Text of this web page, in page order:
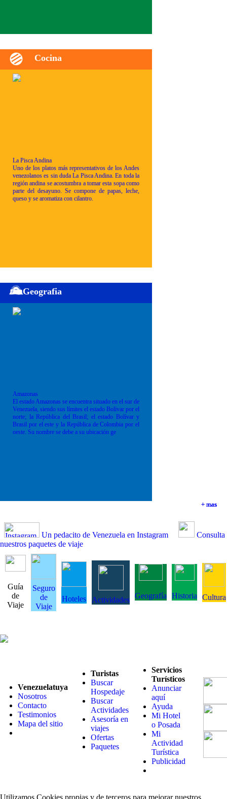
+ mas
+ mas
Cocina
La Pisca Andina
Uno de los platos más representativos de los Andes
venezolanos es sin duda La Pisca Andina. En toda la
región andina se acostumbra a tomar esta sopa como
parte del desayuno. Se compone de papas, leche,
queso y se aromatiza con cilantro.
+ mas
Geografia
Amazonas
El estado Amazonas se encuentra situado en el sur de
Venezuela, siendo sus límites el estado Bolívar por el
norte; la República del Brasil; el estado Bolívar y
Brasil por el este y la República de Colombia por el
oeste. Su nombre se debe a su ubicación ge
+ mas
Un pedacito de Venezuela en Instagram
Consulta
nuestros paquetes de viaje
Guía
de
Viaje
Seguro
de
Viaje
Hoteles Actividades Geografía Historia Cultura
Venezuelatuya
Nosotros
Contacto
Testimonios
Mapa del sitio
Turistas
Buscar
Hospedaje
Buscar
Actividades
Asesoría en
viajes
Ofertas
Paquetes
Servicios
Turísticos
Anunciar
aquí
Ayuda
Mi Hotel
o Posada
Mi
Actividad
Turística
Publicidad
Utilizamos Cookies propias y de terceros para mejorar nuestros